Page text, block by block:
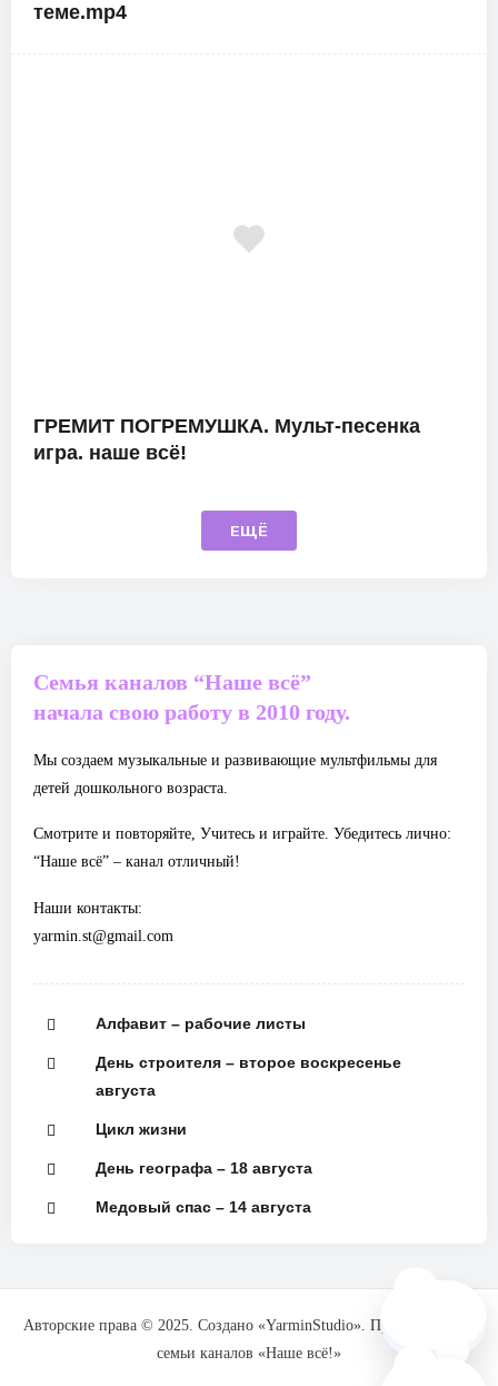
теме.mp4
ГРЕМИТ ПОГРЕМУШКА. Мульт-песенка
игра. наше всё!
ЕЩЁ
Семья каналов “Наше всё”
начала свою работу в 2010 году.
Мы создаем музыкальные и развивающие мультфильмы для
детей дошкольного возраста.
Смотрите и повторяйте, Учитесь и играйте. Убедитесь лично:
“Наше всё” – канал отличный!
Наши контакты:
yarmin.st@gmail.com
Алфавит – рабочие листы
День строителя – второе воскресенье
августа
Цикл жизни
День географа – 18 августа
Медовый спас – 14 августа
Авторские права © 2025. Создано «YarminStudio». При поддержке
семьи каналов «Наше всё!»